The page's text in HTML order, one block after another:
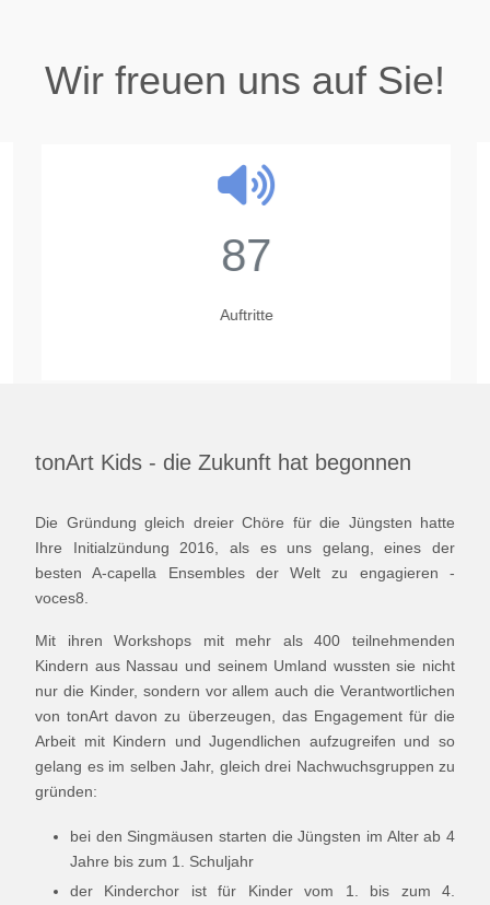
Wir freuen uns auf Sie!
87
Auftritte
tonArt Kids - die Zukunft hat begonnen
Die Gründung gleich dreier Chöre für die Jüngsten hatte
Ihre Initialzündung 2016, als es uns gelang, eines der
besten A-capella Ensembles der Welt zu engagieren -
voces8.
Mit ihren Workshops mit mehr als 400 teilnehmenden
Kindern aus Nassau und seinem Umland wussten sie nicht
nur die Kinder, sondern vor allem auch die Verantwortlichen
von tonArt davon zu überzeugen, das Engagement für die
Arbeit mit Kindern und Jugendlichen aufzugreifen und so
gelang es im selben Jahr, gleich drei Nachwuchsgruppen zu
gründen:
bei den Singmäusen starten die Jüngsten im Alter ab 4
Jahre bis zum 1. Schuljahr
der Kinderchor ist für Kinder vom 1. bis zum 4.